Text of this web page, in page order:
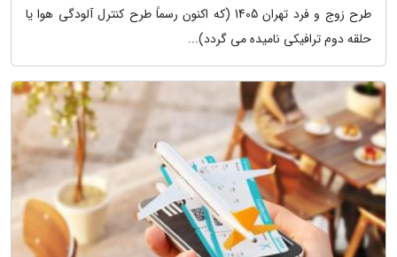
طرح زوج و فرد تهران 1405 (که اکنون رسماً طرح کنترل آلودگی هوا یا
حلقه دوم ترافیکی نامیده می گردد)...